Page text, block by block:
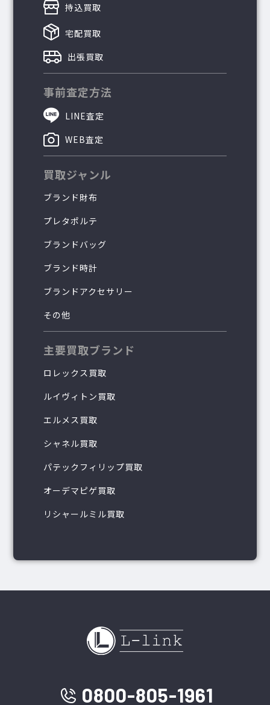
持込買取
宅配買取
出張買取
事前査定方法
LINE査定
WEB査定
買取ジャンル
ブランド財布
プレタポルテ
ブランドバッグ
ブランド時計
ブランドアクセサリー
その他
主要買取ブランド
ロレックス買取
ルイヴィトン買取
エルメス買取
シャネル買取
パテックフィリップ買取
オーデマピゲ買取
リシャールミル買取
0800-805-1961